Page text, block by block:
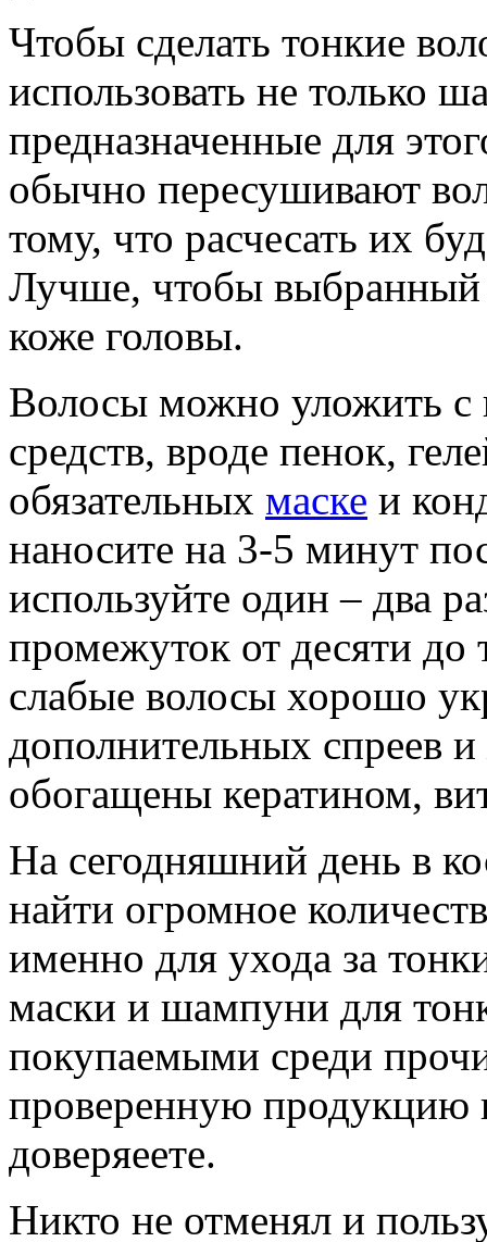
Чтобы сделать тонкие
использовать не только
предназначенные для
обычно пересушивают
тому, что расчесать их
Лучше, чтобы
коже головы.
Волосы можно уложить
средств, вроде пенок,
обязательных маске и
наносите на 3-5 минут
используйте один – два
промежуток от десяти
слабые волосы хорошо
дополнительных спреев
обогащены кератином,
На сегодняшний день в
найти огромное
именно для ухода за
маски и шампуни для
покупаемыми среди
проверенную
доверяеете.
Никто не отменял и